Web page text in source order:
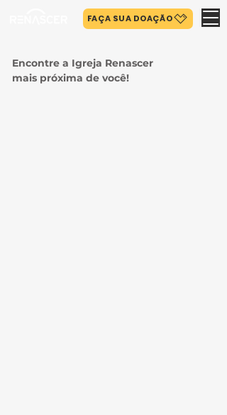
FAÇA SUA DOAÇÃO
Encontre a Igreja Renascer
mais próxima de você!